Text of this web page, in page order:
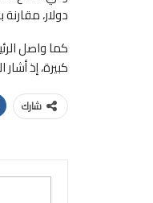
دولار، مقارنة بنحو 50 مليون دولار أُبلغ عنها في
كما واصل
كبيرة، إذ أشار الإفصاح إلى أنه
شارك